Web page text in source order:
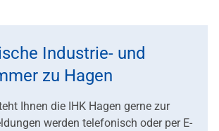
Industrie- und
zu Hagen
Ihnen die IHK Hagen gerne zur
werden telefonisch oder per E-